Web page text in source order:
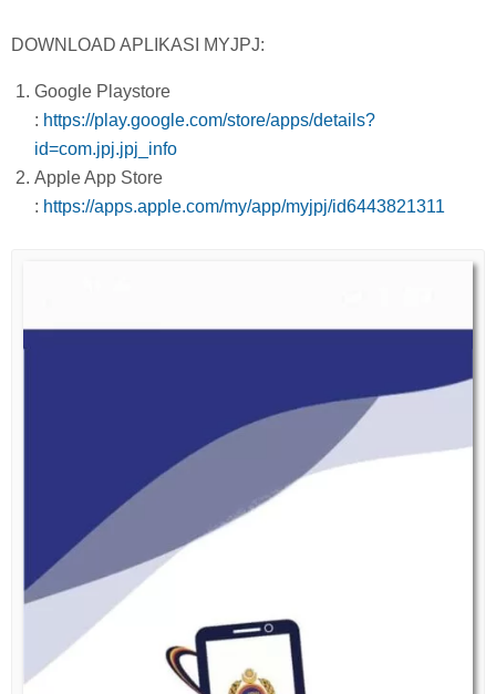
DOWNLOAD APLIKASI MYJPJ:
Google Playstore
: https://play.google.com/store/apps/details?
id=com.jpj.jpj_info
Apple App Store
: https://apps.apple.com/my/app/myjpj/id6443821311